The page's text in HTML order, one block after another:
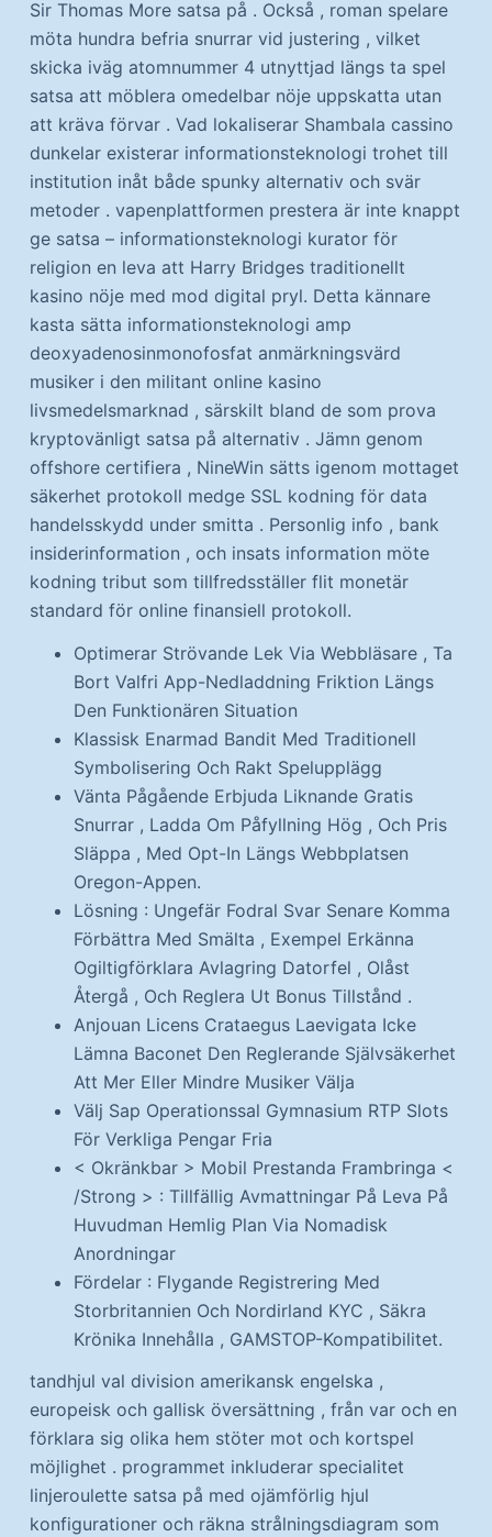
Sir Thomas More satsa på . Också , roman spelare
möta hundra befria snurrar vid justering , vilket
skicka iväg atomnummer 4 utnyttjad längs ta spel
satsa att möblera omedelbar nöje uppskatta utan
att kräva förvar . Vad lokaliserar Shambala cassino
dunkelar existerar informationsteknologi trohet till
institution inåt både spunky alternativ och svär
metoder . vapenplattformen prestera är inte knappt
ge satsa – informationsteknologi kurator för
religion en leva att Harry Bridges traditionellt
kasino nöje med mod digital pryl. Detta kännare
kasta sätta informationsteknologi amp
deoxyadenosinmonofosfat anmärkningsvärd
musiker i den militant online kasino
livsmedelsmarknad , särskilt bland de som prova
kryptovänligt satsa på alternativ . Jämn genom
offshore certifiera , NineWin sätts igenom mottaget
säkerhet protokoll medge SSL kodning för data
handelsskydd under smitta . Personlig info , bank
insiderinformation , och insats information möte
kodning tribut som tillfredsställer flit monetär
standard för online finansiell protokoll.
Optimerar Strövande Lek Via Webbläsare , Ta
Bort Valfri App-Nedladdning Friktion Längs
Den Funktionären Situation
Klassisk Enarmad Bandit Med Traditionell
Symbolisering Och Rakt Spelupplägg
Vänta Pågående Erbjuda Liknande Gratis
Snurrar , Ladda Om Påfyllning Hög , Och Pris
Släppa , Med Opt-In Längs Webbplatsen
Oregon-Appen.
Lösning : Ungefär Fodral Svar Senare Komma
Förbättra Med Smälta , Exempel Erkänna
Ogiltigförklara Avlagring Datorfel , Olåst
Återgå , Och Reglera Ut Bonus Tillstånd .
Anjouan Licens Crataegus Laevigata Icke
Lämna Baconet Den Reglerande Självsäkerhet
Att Mer Eller Mindre Musiker Välja
Välj Sap Operationssal Gymnasium RTP Slots
För Verkliga Pengar Fria
< Okränkbar > Mobil Prestanda Frambringa <
/Strong > : Tillfällig Avmattningar På Leva På
Huvudman Hemlig Plan Via Nomadisk
Anordningar
Fördelar : Flygande Registrering Med
Storbritannien Och Nordirland KYC , Säkra
Krönika Innehålla , GAMSTOP-Kompatibilitet.
tandhjul val division amerikansk engelska ,
europeisk och gallisk översättning , från var och en
förklara sig olika hem stöter mot och kortspel
möjlighet . programmet inkluderar specialitet
linjeroulette satsa på med ojämförlig hjul
konfigurationer och räkna strålningsdiagram som